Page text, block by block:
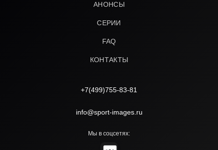
АНОНСЫ
СЕРИИ
FAQ
КОНТАКТЫ
+7(499)755-83-81
info@sport-images.ru
Мы в соцсетях: